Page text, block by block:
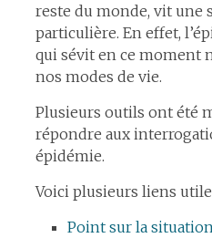
reste du monde, vit une
particulière. En effet,
qui sévit en ce moment
nos modes de vie.
Plusieurs outils ont été
répondre aux
épidémie.
Voici plusieurs liens
Point sur la